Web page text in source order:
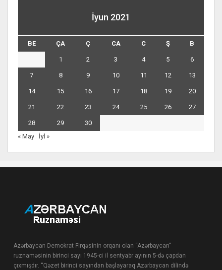
İyun 2021
BE ÇA Ç CA C Ş B
1 2 3 4 5 6
7 8 9 10 11 12 13
14 15 16 17 18 19 20
21 22 23 24 25 26 27
28 29
30
« May
İyl »
Azərbaycan Demokrat Firqəsinin orqanı olan “Azərbaycan”
ruznaməsinin birinci sayı 1945-ci il sentyabr ayının 5-də çapdan
çıxmışdır. “Qəzet birinci sayından başlayaraq Azərbaycan dilində